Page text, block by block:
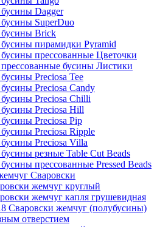
Dagger
SuperDuo
Brick
пирамидки Pyramid
прессованные Цветочки
бусины Листики
Preciosa Tee
Preciosa Candy
Preciosa Chilli
Preciosa Hill
Preciosa Pip
Preciosa Ripple
Preciosa Villa
резные Table Cut Beads
прессованные Pressed Beads
Сваровски
жемчуг круглый
жемчуг капля грушевидная
Сваровски жемчуг (полубусины)
отверстием